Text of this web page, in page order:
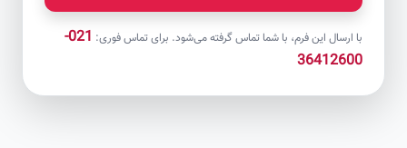
با ارسال این فرم، با شما تماس گرفته می‌شود. برای تماس فوری:
021-
36412600